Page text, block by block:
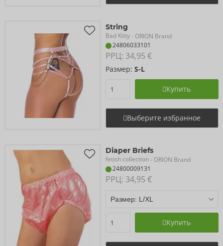
String
Bad Kitty- ORION Brand
24806033101
РРЦ: 34,95 €
Размер: S-L
Купить
Выберите избранное
Diaper Briefs
fetish collection- ORION Brand
24800009131
РРЦ: 34,95 €
Купить